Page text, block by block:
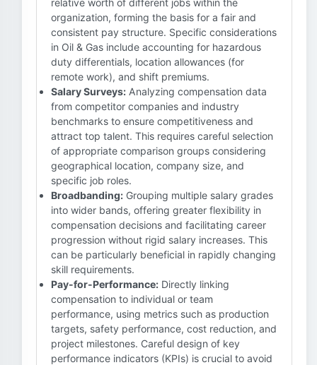
relative worth of different jobs within the
organization, forming the basis for a fair and
consistent pay structure. Specific considerations
in Oil & Gas include accounting for hazardous
duty differentials, location allowances (for
remote work), and shift premiums.
Salary Surveys: Analyzing compensation data
from competitor companies and industry
benchmarks to ensure competitiveness and
attract top talent. This requires careful selection
of appropriate comparison groups considering
geographical location, company size, and
specific job roles.
Broadbanding: Grouping multiple salary grades
into wider bands, offering greater flexibility in
compensation decisions and facilitating career
progression without rigid salary increases. This
can be particularly beneficial in rapidly changing
skill requirements.
Pay-for-Performance: Directly linking
compensation to individual or team
performance, using metrics such as production
targets, safety performance, cost reduction, and
project milestones. Careful design of key
performance indicators (KPIs) is crucial to avoid